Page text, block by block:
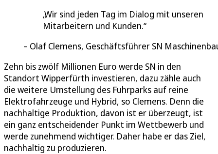
Wir sind jeden Tag im Dialog mit unseren
Mitarbeitern und Kunden.
Olaf Clemens, Geschäftsführer SN
Zehn bis zwölf Millionen Euro werde SN in den
Standort Wipperfürth investieren, dazu zähle auch
die weitere Umstellung des Fuhrparks auf reine
Elektrofahrzeuge und Hybrid, so Clemens. Denn die
nachhaltige Produktion, davon ist er überzeugt, ist
ein ganz entscheidender Punkt im Wettbewerb und
werde zunehmend wichtiger. Daher habe er das Ziel,
nachhaltig zu produzieren.